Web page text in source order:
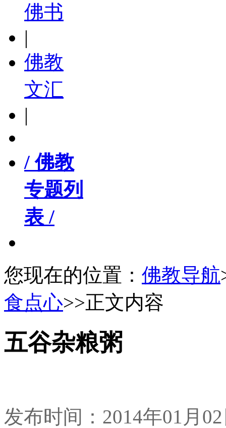
佛书
|
佛教
文汇
|
/ 佛教
专题列
表 /
您现在的位置： 佛教导航
食点心>>正文内容
五谷杂粮粥
发布时间：2014年01月